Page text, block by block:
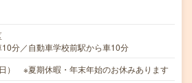
10分／自動車学校前駅から車10分
） ※夏期休暇・年末年始のお休みあります